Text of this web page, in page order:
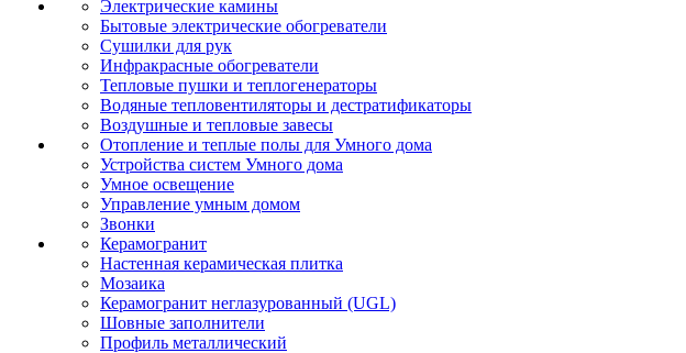
Электрические камины
Бытовые электрические обогреватели
Сушилки для рук
Инфракрасные обогреватели
Тепловые пушки и теплогенераторы
Водяные тепловентиляторы и дестратификаторы
Воздушные и тепловые завесы
Отопление и теплые полы для Умного дома
Устройства систем Умного дома
Умное освещение
Управление умным домом
Звонки
Керамогранит
Настенная керамическая плитка
Мозаика
Керамогранит неглазурованный (UGL)
Шовные заполнители
Профиль металлический